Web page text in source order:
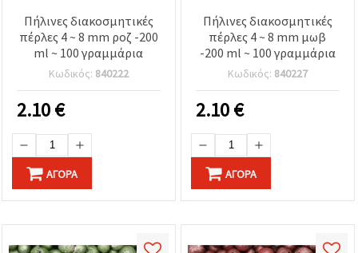
Πήλινες διακοσμητικές
πέρλες 4 ~ 8 mm ροζ -200
ml ~ 100 γραμμάρια
Κωδικός: 840222
2.10€
ΑΓΟΡΆ
Πήλινες διακοσμητικές
πέρλες 4 ~ 8 mm μωβ
-200 ml ~ 100 γραμμάρια
Κωδικός: 840227
2.10€
ΑΓΟΡΆ